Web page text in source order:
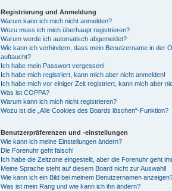
Registrierung und Anmeldung
Warum kann ich mich nicht anmelden?
Wozu muss ich mich überhaupt registrieren?
Warum werde ich automatisch abgemeldet?
Wie kann ich verhindern, dass mein Benutzername in der
auftaucht?
Ich habe mein Passwort vergessen!
Ich habe mich registriert, kann mich aber nicht anmelden!
Ich habe mich vor einiger Zeit registriert, kann mich aber
Was ist COPPA?
Warum kann ich mich nicht registrieren?
Wozu ist die „Alle Cookies des Boards löschen“-Funktion?
Benutzerpräferenzen und -einstellungen
Wie kann ich meine Einstellungen ändern?
Die Forenuhr geht falsch!
Ich habe die Zeitzone eingestellt, aber die Forenuhr geht
Meine Sprache steht auf diesem Board nicht zur Auswahl!
Wie kann ich ein Bild bei meinem Benutzernamen
Was ist mein Rang und wie kann ich ihn ändern?